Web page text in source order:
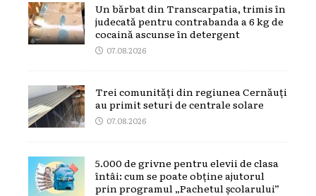
Un bărbat din Transcarpatia, trimis în
judecată pentru contrabanda a 6 kg de
cocaină ascunse în detergent
07.08.2026
Trei comunități din regiunea Cernăuți
au primit seturi de centrale solare
07.08.2026
5.000 de grivne pentru elevii de clasa
întâi: cum se poate obține ajutorul
prin programul „Pachetul școlarului”